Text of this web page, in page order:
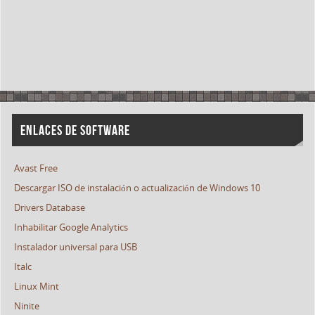
ENLACES DE SOFTWARE
Avast Free
Descargar ISO de instalación o actualización de Windows 10
Drivers Database
Inhabilitar Google Analytics
Instalador universal para USB
Italc
Linux Mint
Ninite